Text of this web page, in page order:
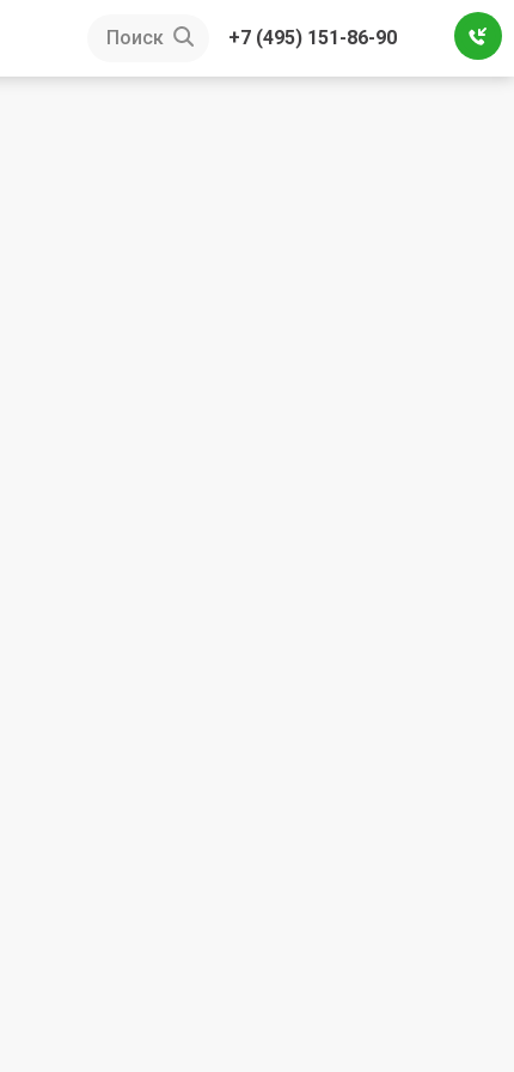
Поиск +7 (495) 151-86-90